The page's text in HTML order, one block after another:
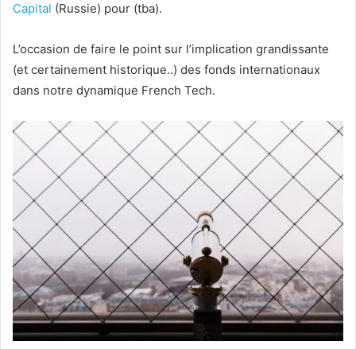
Capital (Russie) pour (tba).
L’occasion de faire le point sur l’implication grandissante
(et certainement historique..) des fonds internationaux
dans notre dynamique French Tech.